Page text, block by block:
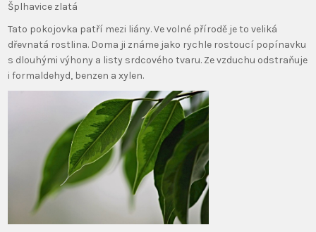
Šplhavice zlatá
Tato pokojovka patří mezi liány. Ve volné přírodě je to veliká
dřevnatá rostlina. Doma ji známe jako rychle rostoucí popínavku
s dlouhými výhony a listy srdcového tvaru. Ze vzduchu odstraňuje
i formaldehyd, benzen a xylen.